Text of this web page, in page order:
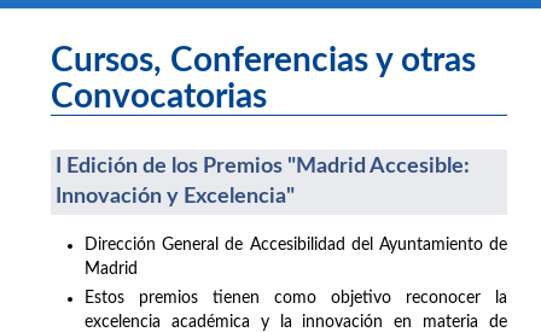
Cursos, Conferencias y otras
Convocatorias
I Edición de los Premios "Madrid Accesible:
Innovación y Excelencia"
Dirección General de Accesibilidad del Ayuntamiento de
Madrid
Estos premios tienen como objetivo reconocer la
excelencia académica y la innovación en materia de